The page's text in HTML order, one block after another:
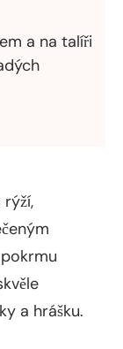
a na talíři
rýží,
a hrášku.